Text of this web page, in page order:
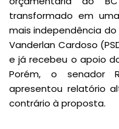
transformado em
mais independência do
Vanderlan Cardoso
e já recebeu o apoio
Porém, o senador
apresentou relatório
contrário à proposta.